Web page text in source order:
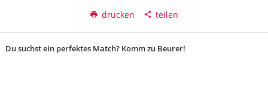
drucken teilen
Du suchst ein perfektes Match? Komm zu Beurer!